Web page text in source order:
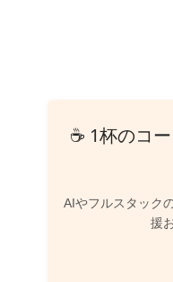
☕ 1杯のコ
AIやフルスタック
援